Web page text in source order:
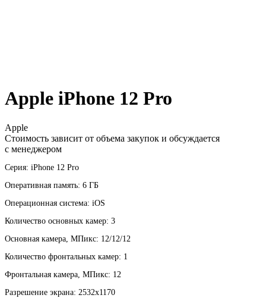
Apple iPhone 12 Pro
Apple
Стоимость зависит от объема закупок и обсуждается
с менеджером
Серия: iPhone 12 Pro
Оперативная память: 6 ГБ
Операционная система: iOS
Количество основных камер: 3
Основная камера, МПикс: 12/12/12
Количество фронтальных камер: 1
Фронтальная камера, МПикс: 12
Разрешение экрана: 2532x1170